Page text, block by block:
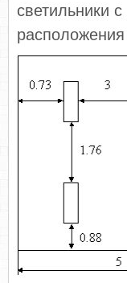
светильники